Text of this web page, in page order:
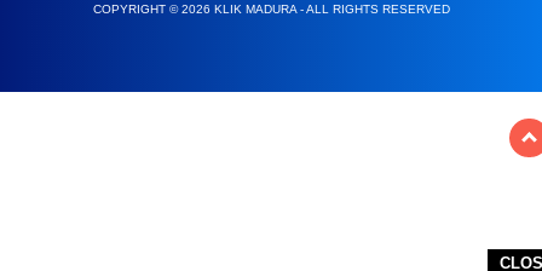
COPYRIGHT © 2026 KLIK MADURA - ALL RIGHTS RESERVED